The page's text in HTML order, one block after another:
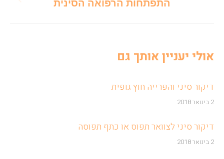
התפתחות הרפואה הסינית
אולי יעניין אותך גם
דיקור סיני והפרייה חוץ גופית
2 בינואר 2018
דיקור סיני לצוואר תפוס או כתף תפוסה
2 בינואר 2018